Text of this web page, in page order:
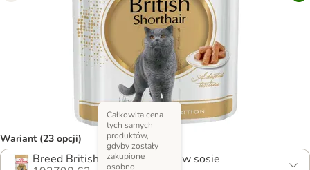
Wariant (23 opcji)
Breed British Shorthair Adult w sosie
Całkowita cena
tych samych
produktów,
gdyby zostały
zakupione
osobno